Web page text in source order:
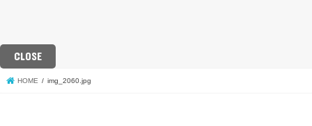
CLOSE
HOME img_2060.jpg